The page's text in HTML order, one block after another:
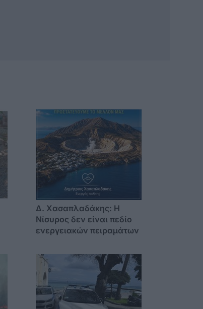
Δ. Χασαπλαδάκης: Η
Νίσυρος δεν είναι πεδίο
ενεργειακών πειραμάτων